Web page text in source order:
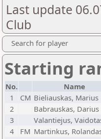
Last update
Club
Search for player
Starting
No. Name
1
CM Bieliauskas, Marius
2
Babrauskas, Darius
3
Valantiejus,
4
FM Martinkus,